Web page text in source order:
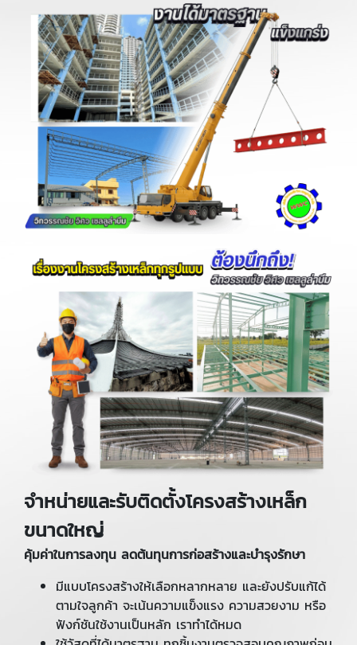
จำหน่ายและรับติดตั้งโครงสร้างเหล็ก
ขนาดใหญ่
คุ้มค่าในการลงทุน ลดต้นทุนการก่อสร้างและบำรุงรักษา
มีแบบโครงสร้างให้เลือกหลากหลาย และยังปรับแก้ได้
ตามใจลูกค้า จะเน้นความแข็งแรง ความสวยงาม หรือ
ฟังก์ชันใช้งานเป็นหลัก เราทำได้หมด